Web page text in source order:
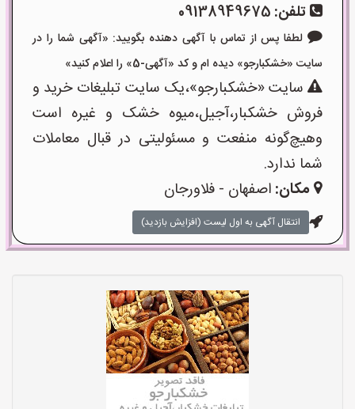
تلفن: 09138949675
لطفا پس از تماس با آگهی دهنده بگویید: «آگهی شما را در
سایت «خشکبارجو» دیده ام و کد «آگهی-5» را اعلام کنید»
سایت «خشکبارجو»،یک سایت تبلیغات خرید و
فروش خشکبار،آجیل،میوه خشک و غیره است
وهیچ‌گونه منفعت و مسئولیتی در قبال معاملات
شما ندارد.
مکان: اصفهان - فلاورجان
انتقال آگهی به اول لیست (افزایش بازدید)